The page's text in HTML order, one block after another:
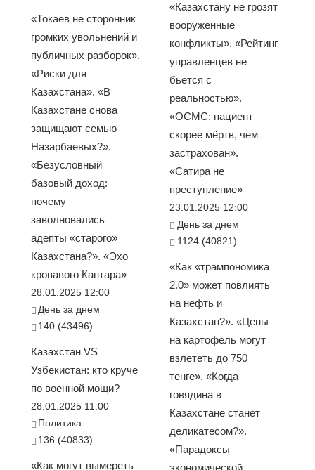
«Токаев не сторонник
громких увольнений и
публичных разборок».
«Риски для
Казахстана». «В
Казахстане снова
защищают семью
Назарбаевых?».
«Безусловный
базовый доход:
почему
заволновались
адепты «старого»
Казахстана?». «Эхо
кровавого Кантара»
28.01.2025 12:00
День за днем
140 (43496)
Казахстан VS
Узбекистан: кто круче
по военной мощи?
28.01.2025 11:00
Политика
136 (40833)
«Как могут вымереть
«Казахстану не грозят
вооруженные
конфликты». «Рейтинг
управленцев не
бьется с
реальностью».
«ОСМС: пациент
скорее мёртв, чем
застрахован».
«Сатира не
преступление»
23.01.2025 12:00
День за днем
1124 (40821)
«Как «трампономика
2.0» может повлиять
на нефть и
Казахстан?». «Цены
на картофель могут
взлететь до 750
тенге». «Когда
говядина в
Казахстане станет
деликатесом?».
«Парадоксы